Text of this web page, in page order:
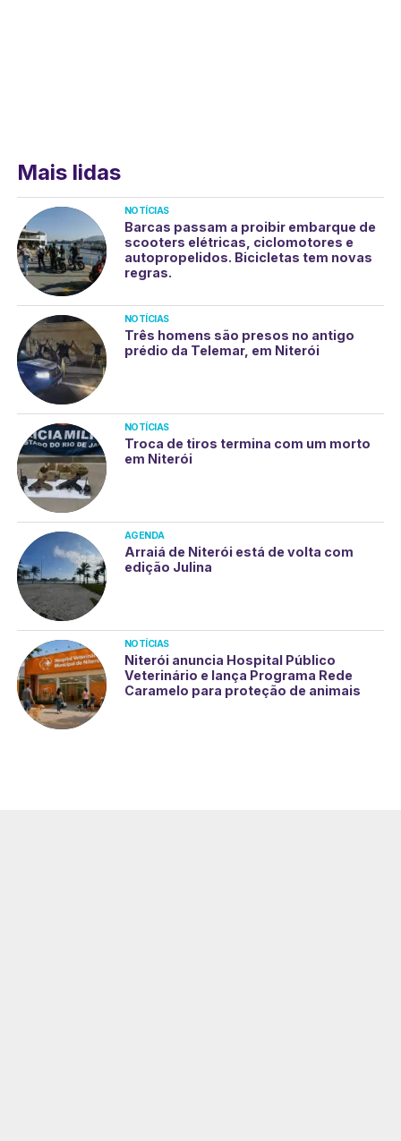
Mais lidas
NOTÍCIAS
Barcas passam a proibir embarque de
scooters elétricas, ciclomotores e
autopropelidos. Bicicletas tem novas
regras.
NOTÍCIAS
Três homens são presos no antigo
prédio da Telemar, em Niterói
NOTÍCIAS
Troca de tiros termina com um morto
em Niterói
AGENDA
Arraiá de Niterói está de volta com
edição Julina
NOTÍCIAS
Niterói anuncia Hospital Público
Veterinário e lança Programa Rede
Caramelo para proteção de animais